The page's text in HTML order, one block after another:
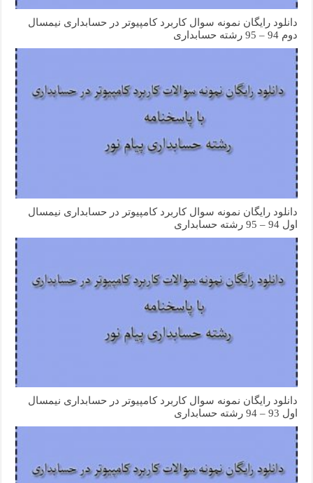
دانلود رایگان نمونه سوال کاربرد کامپیوتر در حسابداری نیمسال
دوم 94 – 95 رشته حسابداری
دانلود رایگان نمونه سوال کاربرد کامپیوتر در حسابداری نیمسال
اول 94 – 95 رشته حسابداری
دانلود رایگان نمونه سوال کاربرد کامپیوتر در حسابداری نیمسال
اول 93 – 94 رشته حسابداری